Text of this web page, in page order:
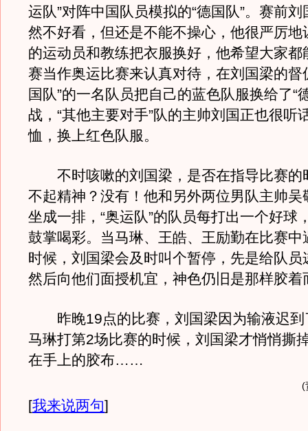
运队”对阵中国队员模拟的“德国队”。赛前
然不好看，但还是不能不操心，他很严厉地
的运动员和教练把衣服换好，他希望大家都
赛当作奥运比赛来认真对待，在刘国梁的督
国队”的一名队员把自己的蓝色队服换给了“
战，“其他主要对手”队的主帅刘国正也很听
恤，换上红色队服。
不时咳嗽的刘国梁，是否在指导比赛的
不起精神？没有！他和另外两位男队主帅吴
坐成一排，“奥运队”的队员每打出一个好球
鼓掌喝彩。当马琳、王皓、王励勤在比赛中
时候，刘国梁会及时叫个暂停，先是给队员
然后向他们面授机宜，神色仍旧是那样胶着
昨晚19点的比赛，刘国梁因为输液迟到
马琳打第2场比赛的时候，刘国梁才悄悄撕
在手上的胶布……
(
[我来说两句]